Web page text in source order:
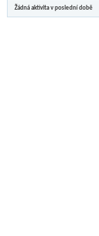
Žádná aktivita v poslední době